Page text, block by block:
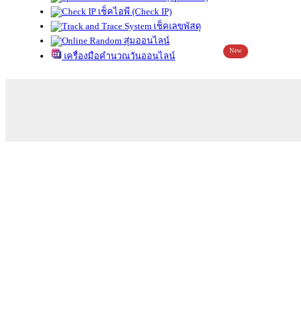
เช็คไอพี (Check IP)
เช็คเลขพัสดุ
สุ่มออนไลน์
เครื่องมือคำนวณวันออนไลน์
New